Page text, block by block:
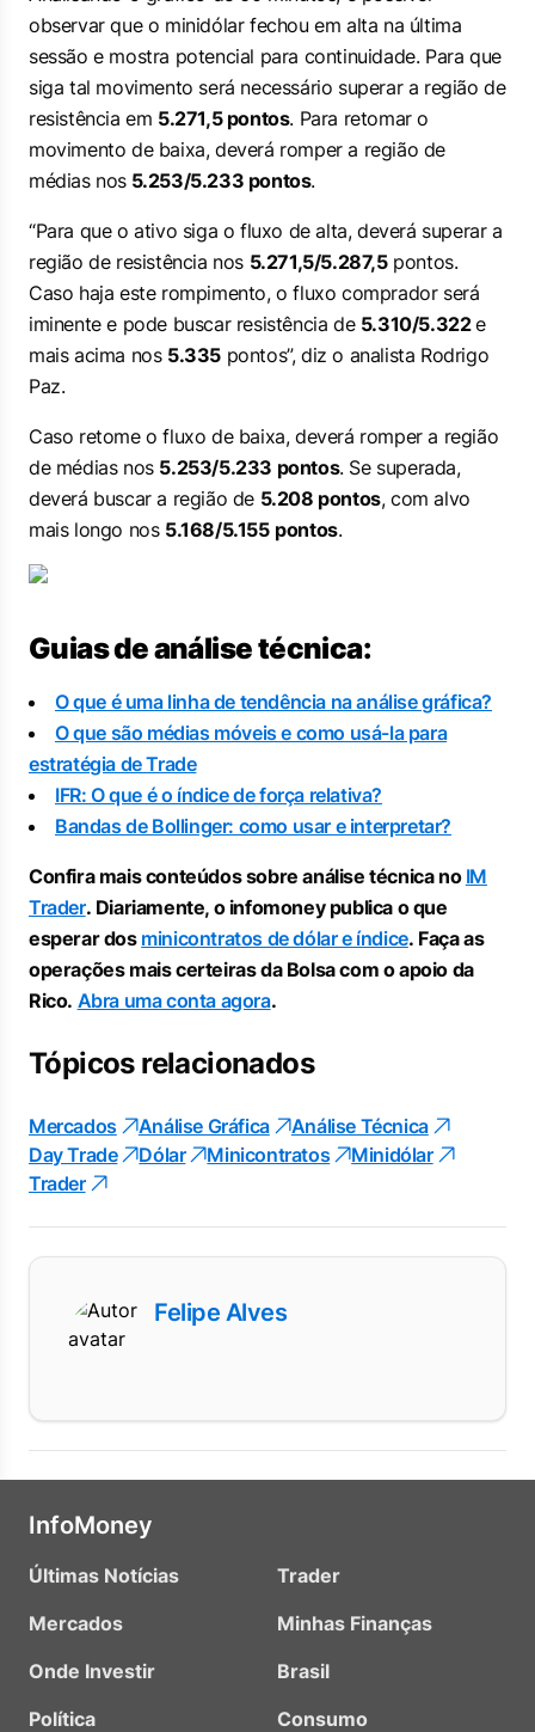
observar que o minidólar fechou em alta na última
sessão e mostra potencial para continuidade. Para que
siga tal movimento será necessário superar a região de
resistência em 5.271,5 pontos. Para retomar o
movimento de baixa, deverá romper a região de
médias nos 5.253/5.233 pontos.
“Para que o ativo siga o fluxo de alta, deverá superar a
região de resistência nos 5.271,5/5.287,5pontos.
Caso haja este rompimento, o fluxo comprador será
iminente e pode buscar resistência de 5.310/5.322e
mais acima nos 5.335 pontos”, diz o analista Rodrigo
Paz.
Caso retome o fluxo de baixa, deverá romper a região
de médias nos 5.253/5.233 pontos. Se superada,
deverá buscar a região de 5.208 pontos, com alvo
mais longo nos 5.168/5.155 pontos.
Guias de análise técnica:
O que é uma linha de tendência na análise gráfica?
O que são médias móveis e como usá-la para
estratégia de Trade
IFR: O que é o índice de força relativa?
Bandas de Bollinger: como usar e interpretar?
Confira mais conteúdos sobre análise técnica no IM
Trader. Diariamente, o infomoney publica o que
esperar dos minicontratos de dólar e índice. Faça as
operações mais certeiras da Bolsa com o apoio da
Rico. Abra uma conta agora.
Tópicos relacionados
Mercados Análise Gráfica
Análise Técnica
Day Trade
Dólar Minicontratos
Minidólar
Trader
Felipe Alves
InfoMoney
Últimas Notícias
Mercados
Onde Investir
Política
Trader
Minhas Finanças
Brasil
Consumo